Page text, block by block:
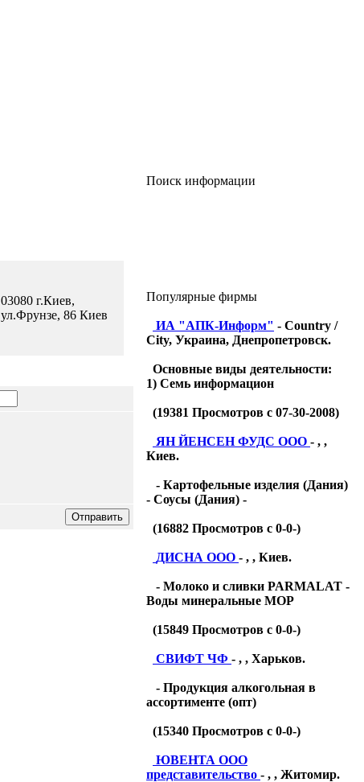
03080 г.Киев,
ул.Фрунзе, 86 Киев
Поиск информации
Популярные фирмы
ИА "АПК-Информ" - Country /
City, Украина, Днепропетровск.
Основные виды деятельности:
1) Семь информацион
(19381 Просмотров с 07-30-2008)
ЯН ЙЕНСЕН ФУДС ООО - , ,
Киев.
- Картофельные изделия (Дания)
- Соусы (Дания) -
(16882 Просмотров с 0-0-)
ДИСНА ООО - , , Киев.
- Молоко и сливки PARMALAT -
Воды минеральные МОР
(15849 Просмотров с 0-0-)
СВИФТ ЧФ - , , Харьков.
- Продукция алкогольная в
ассортименте (опт)
(15340 Просмотров с 0-0-)
ЮВЕНТА ООО
представительство - , , Житомир.